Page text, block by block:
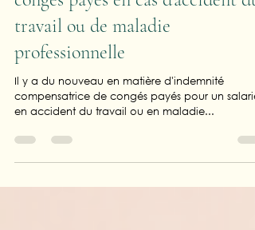
L'indemnité compensatrice de
congés payés en cas d'accident du
travail ou de maladie
professionnelle
compensatrice de congés payés pour un salarié